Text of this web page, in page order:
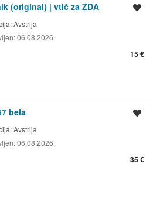
(original) | vtič za ZDA
Avstrija
06.08.2026.
15 €
bela
Avstrija
06.08.2026.
35 €